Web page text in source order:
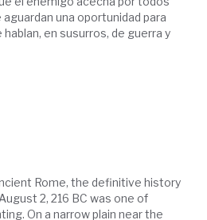
una oportunidad para
en susurros, de guerra y
Rome, the definitive history
2, 216 BC was one of
On a narrow plain near the